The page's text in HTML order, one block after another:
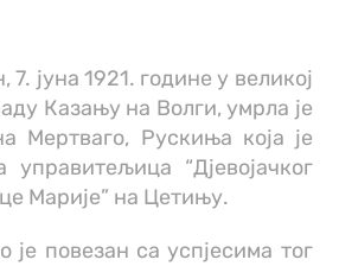
јуна 1921. године у великој
Казању на Волги, умрла је
Мертваго, Рускиња која је
“Дјевојачког
Марије” на Цетињу.
је повезан са успјесима тог